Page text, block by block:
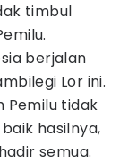
timbul
berjalan
Lor ini.
Pemilu tidak
hasilnya,
semua.